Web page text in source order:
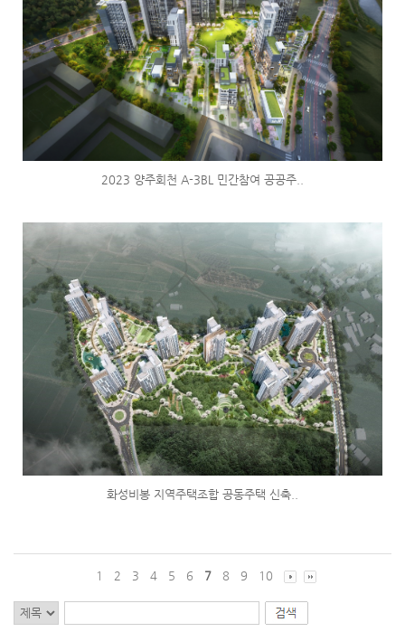
2023 양주회천 A-3BL 민간참여 공공주..
화성비봉 지역주택조합 공동주택 신축..
1 2 3 4 5 6 7 8 9 10